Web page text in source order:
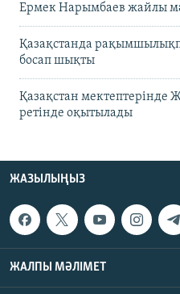
Ермек Нарымбаев жайлы
Қазақстанда
босап шықты
Қазақстан мектептерінде
ретінде оқытылады
ЖАЗЫЛЫҢЫЗ
ЖАЛПЫ МӘЛІМЕТ